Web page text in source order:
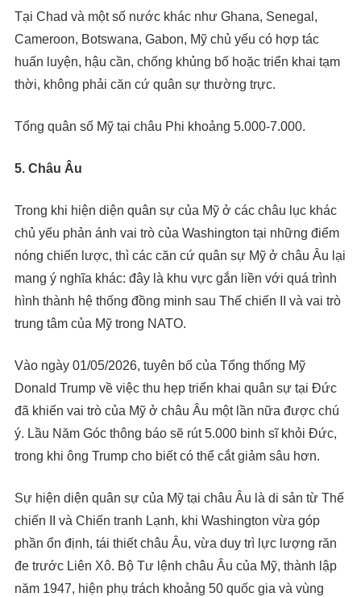
Tại Chad và một số nước khác như Ghana, Senegal,
Cameroon, Botswana, Gabon, Mỹ chủ yếu có hợp tác
huấn luyện, hậu cần, chống khủng bố hoặc triển khai tạm
thời, không phải căn cứ quân sự thường trực.
Tổng quân số Mỹ tại châu Phi khoảng 5.000-7.000.
5. Châu Âu
Trong khi hiện diện quân sự của Mỹ ở các châu lục khác
chủ yếu phản ánh vai trò của Washington tại những điểm
nóng chiến lược, thì các căn cứ quân sự Mỹ ở châu Âu lại
mang ý nghĩa khác: đây là khu vực gắn liền với quá trình
hình thành hệ thống đồng minh sau Thế chiến II và vai trò
trung tâm của Mỹ trong NATO.
Vào ngày 01/05/2026, tuyên bố của Tổng thống Mỹ
Donald Trump về việc thu hẹp triển khai quân sự tại Đức
đã khiến vai trò của Mỹ ở châu Âu một lần nữa được chú
ý. Lầu Năm Góc thông báo sẽ rút 5.000 binh sĩ khỏi Đức,
trong khi ông Trump cho biết có thể cắt giảm sâu hơn.
Sự hiện diện quân sự của Mỹ tại châu Âu là di sản từ Thế
chiến II và Chiến tranh Lạnh, khi Washington vừa góp
phần ổn định, tái thiết châu Âu, vừa duy trì lực lượng răn
đe trước Liên Xô. Bộ Tư lệnh châu Âu của Mỹ, thành lập
năm 1947, hiện phụ trách khoảng 50 quốc gia và vùng